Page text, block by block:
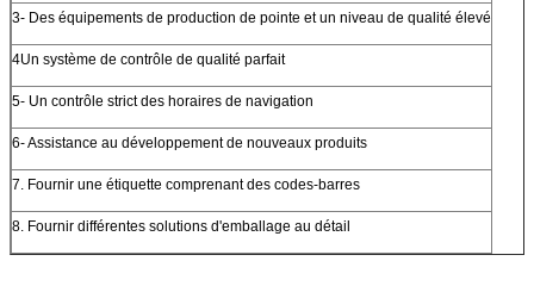
3- Des équipements de production de pointe et un niveau de qualité élevé
4Un système de contrôle de qualité parfait
5- Un contrôle strict des horaires de navigation
6- Assistance au développement de nouveaux produits
7. Fournir une étiquette comprenant des codes-barres
8. Fournir différentes solutions d'emballage au détail